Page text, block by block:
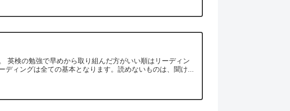
英検の勉強で早めから取り組んだ方がいい順はリーディン
ィングは全ての基本となります。読めないものは、聞け...